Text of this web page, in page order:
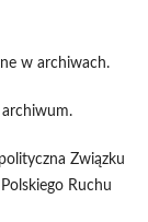
w archiwach.
archiwum.
Związku
Ruchu